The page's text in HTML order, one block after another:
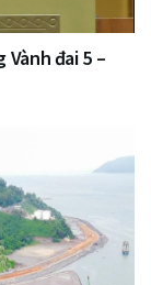
đai 5 –